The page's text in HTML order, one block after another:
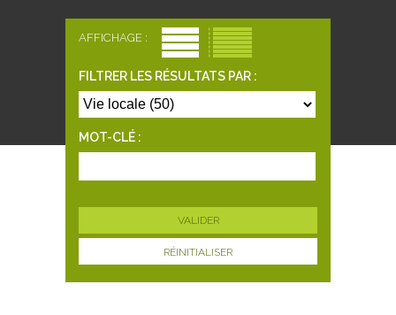
AFFICHAGE :
FILTRER LES RÉSULTATS PAR :
MOT-CLÉ :
RÉINITIALISER